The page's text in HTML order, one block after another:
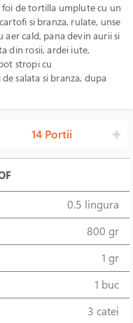
foi de tortilla umplute cu un
si branza, rulate, unse
cald, pana devin aurii si
din rosii, ardei iute,
stropi cu
salata si branza, dupa
14 Portii
0.5 lingura
800 gr
1 gr
1 buc
3 catei